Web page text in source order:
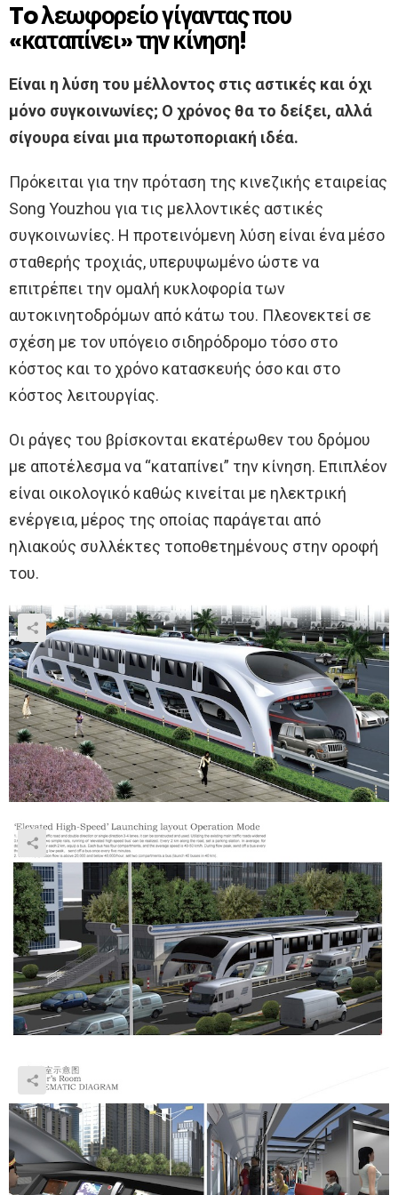
To λεωφορείο γίγαντας που
«καταπίνει» την κίνηση!
Είναι η λύση του μέλλοντος στις αστικές και όχι
μόνο συγκοινωνίες; Ο χρόνος θα το δείξει, αλλά
σίγουρα είναι μια πρωτοποριακή ιδέα.
Πρόκειται για την πρόταση της κινεζικής εταιρείας
Song Youzhou για τις μελλοντικές αστικές
συγκοινωνίες. Η προτεινόμενη λύση είναι ένα μέσο
σταθερής τροχιάς, υπερυψωμένο ώστε να
επιτρέπει την ομαλή κυκλοφορία των
αυτοκινητοδρόμων από κάτω του. Πλεονεκτεί σε
σχέση με τον υπόγειο σιδηρόδρομο τόσο στο
κόστος και το χρόνο κατασκευής όσο και στο
κόστος λειτουργίας.
Οι ράγες του βρίσκονται εκατέρωθεν του δρόμου
με αποτέλεσμα να “καταπίνει” την κίνηση. Επιπλέον
είναι οικολογικό καθώς κινείται με ηλεκτρική
ενέργεια, μέρος της οποίας παράγεται από
ηλιακούς συλλέκτες τοποθετημένους στην οροφή
του.